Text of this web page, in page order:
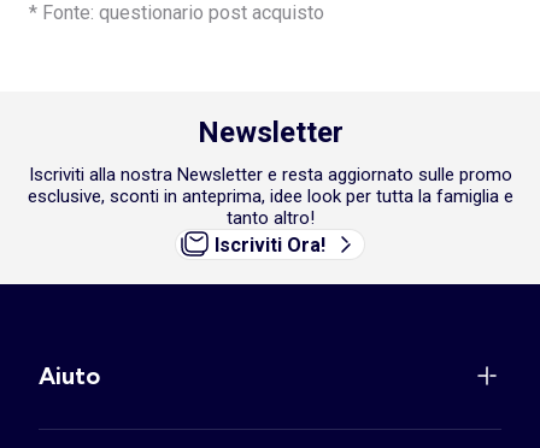
* Fonte: questionario post acquisto
Newsletter
Iscriviti alla nostra Newsletter e resta aggiornato sulle promo
esclusive, sconti in anteprima, idee look per tutta la famiglia e
tanto altro!
Iscriviti Ora!
Aiuto